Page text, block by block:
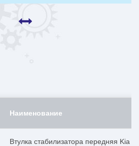
Наименование
Втулка стабилизатора передняя Kia